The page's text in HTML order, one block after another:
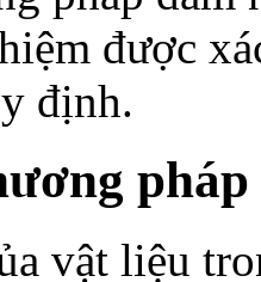
được
định.
vật liệu